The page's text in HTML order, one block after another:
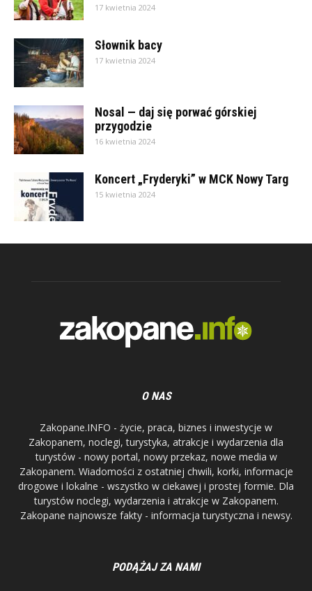
17 kwietnia 2024
Słownik bacy
17 kwietnia 2024
Nosal — daj się porwać górskiej
przygodzie
16 kwietnia 2024
Koncert „Fryderyki” w MCK Nowy Targ
15 kwietnia 2024
O NAS
Zakopane.INFO - życie, praca, biznes i inwestycje w
Zakopanem, noclegi, turystyka, atrakcje i wydarzenia dla
turystów - nowy portal, nowy przekaz, nowe media w
Zakopanem. Wiadomości z ostatniej chwili, korki, informacje
drogowe i lokalne - wszystko w ciekawej i prostej formie. Dla
turystów noclegi, wydarzenia i atrakcje w Zakopanem.
Zakopane najnowsze fakty - informacja turystyczna i newsy.
PODĄŻAJ ZA NAMI